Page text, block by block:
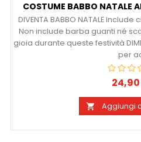
COSTUME BABBO NATALE
DIVENTA BABBO NATALE
Non include barba guanti né
gioia durante queste festività
per
Prezzo
 Aggiungi